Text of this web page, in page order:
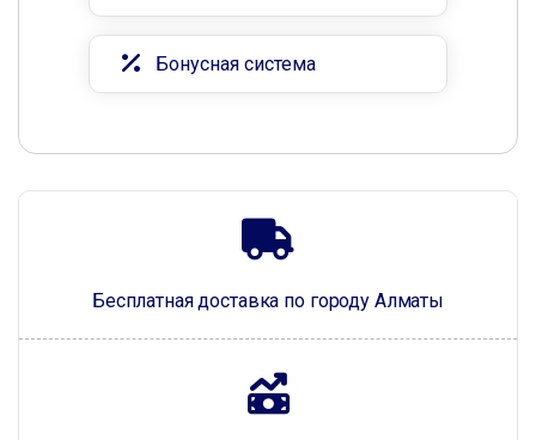
Бесплатная доставка по городу Алматы
Бонусная система